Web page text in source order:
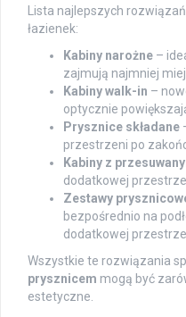
Lista najlepszych
łazienek:
Kabiny narożne –
zajmują najmniej
Kabiny walk-in –
optycznie
Prysznice składane
przestrzeni po
Kabiny z
dodatkowej
Zestawy
bezpośrednio na
dodatkowej
Wszystkie te rozwiązania
prysznicem mogą być
estetyczne.